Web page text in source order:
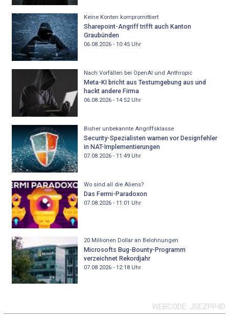
Keine Konten kompromittiert
Sharepoint-Angriff trifft auch Kanton
Graubünden
06.08.2026 - 10:45Uhr
Nach Vorfällen bei OpenAI und Anthropic
Meta-KI bricht aus Testumgebung aus und
hackt andere Firma
06.08.2026 - 14:52Uhr
Bisher unbekannte Angriffsklasse
Security-Spezialisten warnen vor Designfehler
in NAT-Implementierungen
07.08.2026 - 11:49Uhr
Wo sind all die Aliens?
Das Fermi-Paradoxon
07.08.2026 - 11:01 Uhr
20 Millionen Dollar an Belohnungen
Microsofts Bug-Bounty-Programm
verzeichnet Rekordjahr
07.08.2026 - 12:18Uhr
WEBCODE JSEZPP4D